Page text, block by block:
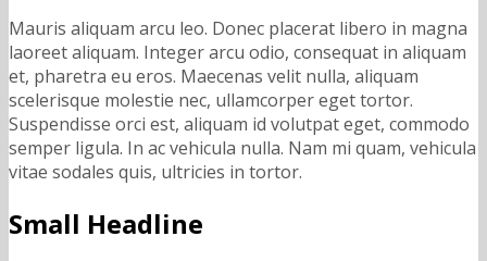
Mauris aliquam arcu leo. Donec placerat libero in magna
laoreet aliquam. Integer arcu odio, consequat in aliquam
et, pharetra eu eros. Maecenas velit nulla, aliquam
scelerisque molestie nec, ullamcorper eget tortor.
Suspendisse orci est, aliquam id volutpat eget, commodo
semper ligula. In ac vehicula nulla. Nam mi quam, vehicula
vitae sodales quis, ultricies in tortor.
Small Headline